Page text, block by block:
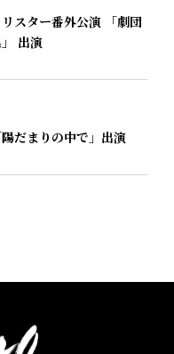
リスター番外公演 「劇団
出演
陽だまりの中で」出演